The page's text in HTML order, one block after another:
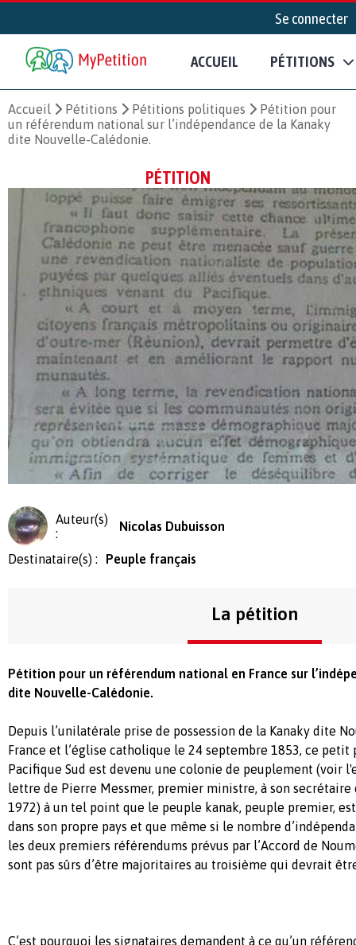
Se connecter
ACCUEIL PÉTITIONS
Accueil Pétitions Pétitions politiques
Pétition pour
un référendum national sur l’indépendance de la Kanaky
dite Nouvelle-Calédonie.
PÉTITION
Auteur(s)
:
Nicolas Dubuisson
Destinataire(s) : Peuple français
La pétition
Pétition pour un référendum national en France sur
dite Nouvelle-Calédonie.
Depuis l’unilatérale prise de possession de la Kanaky dite
France et l’église catholique le 24 septembre 1853, ce petit
Pacifique Sud est devenu une colonie de peuplement (voir
lettre de Pierre Messmer, premier ministre, à son secrétaire
1972) à un tel point que le peuple kanak, peuple premier,
dans son propre pays et que même si le nombre
les deux premiers référendums prévus par l’Accord de
sont pas sûrs d’être majoritaires au troisième qui devrait
C’est pourquoi les signataires demandent à ce qu’un